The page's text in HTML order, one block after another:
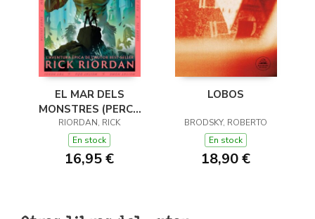
EL MAR DELS
MONSTRES (PERCY
JACKSON I ELS DÉUS
DE L'OLIMP 2)
RIORDAN, RICK
En stock
16,95 €
LOBOS
BRODSKY, ROBERTO
En stock
18,90 €